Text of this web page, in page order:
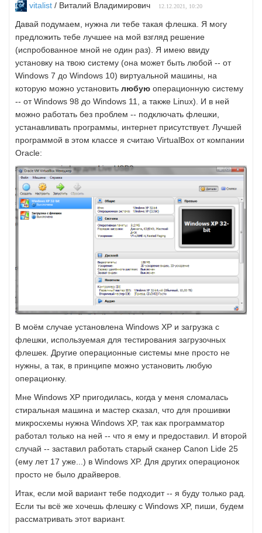
vitalist / Виталий Владимирович 12.12.2021, 10:20
Давай подумаем, нужна ли тебе такая флешка. Я могу
предложить тебе лучшее на мой взгляд решение
(испробованное мной не один раз). Я имею ввиду
установку на твою систему (она может быть любой -- от
Windows 7 до Windows 10) виртуальной машины, на
которую можно установить любую операционную систему
-- от Windows 98 до Windows 11, а также Linux). И в ней
можно работать без проблем -- подключать флешки,
устанавливать программы, интернет присутствует. Лучшей
программой в этом классе я считаю VirtualBox от компании
Oracle:
В моём случае установлена Windows XP и загрузка с
флешки, используемая для тестирования загрузочных
флешек. Другие операционные системы мне просто не
нужны, а так, в принципе можно установить любую
операционку.
Мне Windows XP пригодилась, когда у меня сломалась
стиральная машина и мастер сказал, что для прошивки
микросхемы нужна Windows XP, так как программатор
работал только на ней -- что я ему и предоставил. И второй
случай -- заставил работать старый сканер Canon Lide 25
(ему лет 17 уже...) в Windows XP. Для других операционок
просто не было драйверов.
Итак, если мой вариант тебе подходит -- я буду только рад.
Если ты всё же хочешь флешку с Windows XP, пиши, будем
рассматривать этот вариант.